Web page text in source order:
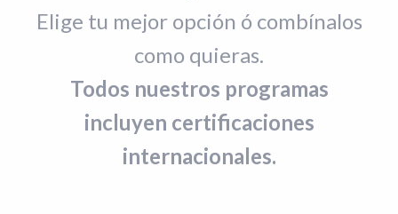
Elige tu mejor opción ó combínalos
como quieras.
Todos nuestros programas
incluyen certificaciones
internacionales.